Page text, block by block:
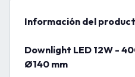
información del
Downlight LED 12W - 4000K - 1080 Lúmenes -
Ø140 mm